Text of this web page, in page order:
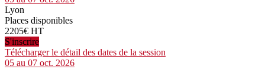
Lyon
Places disponibles
2205€ HT
S'inscrire
Télécharger le détail des dates de la session
05 au 07 oct. 2026